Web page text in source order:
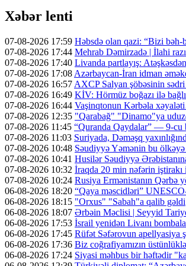
Xəbər lenti
07-08-2026 17:59 Həbsdə olan qazi: “Bizi bəh-
07-08-2026 17:44 Mehrab Dəmirzadə | İlahi
07-08-2026 17:40 Livanda partlayış:
07-08-2026 17:08 Azərbaycan-İran idman
07-08-2026 16:57 AXCP Salyan şöbəsinin sədri
07-08-2026 16:49 KİV: Hörmüz boğazı ilə
07-08-2026 16:44 Vaşinqtonun Kərbəla
07-08-2026 12:35 "Qarabağ" "Dinamo"ya
07-08-2026 11:45 “Quranda Qaydalar” — 9-cu
07-08-2026 11:03 Suriyada, Dəməşq
07-08-2026 10:48 Səudiyyə Yəmənin bu ölkəyə
07-08-2026 10:41 Husilər Səudiyyə
07-08-2026 10:32 İraqda 20 min nəfərin iştirakı
07-08-2026 10:24 Rusiya Ermənistanın Qərbə
06-08-2026 18:20 “Qaya məscidləri”
06-08-2026 18:15 "Orxus" "Sabah"a qalib gəldi
06-08-2026 18:07 Ərbəin Məclisi | Seyyid
06-08-2026 17:53 İsrail yenidən Livanı
06-08-2026 17:45 Rüfət Səfərovun apellyasiya
06-08-2026 17:36 Biz coğrafiyamızın
06-08-2026 17:24 Siyasi məhbus bir həftədir